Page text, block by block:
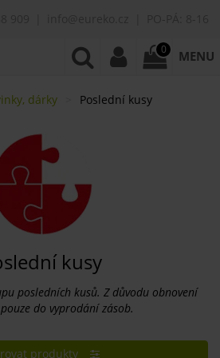
0 MENU
dárky Poslední kusy
kusy
posledních kusů. Z důvodu obnovení
do vyprodání zásob.
produkty